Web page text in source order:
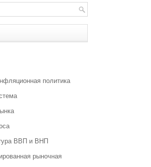
политика
ВВП и ВНП
рыночная